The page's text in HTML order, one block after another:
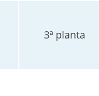
3ª planta